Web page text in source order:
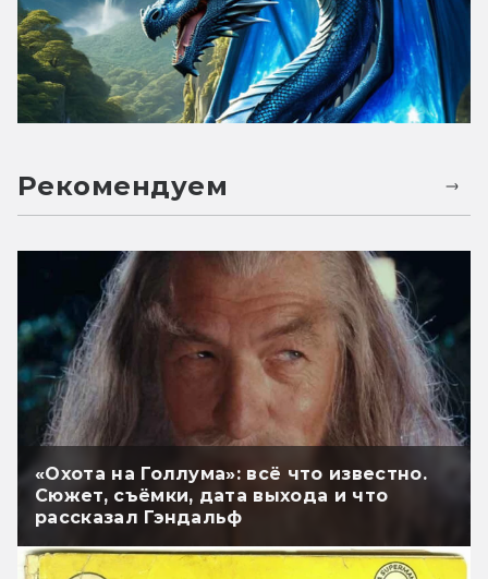
Рекомендуем
«Охота на Голлума»: всё что известно.
Сюжет, съёмки, дата выхода и что
рассказал Гэндальф